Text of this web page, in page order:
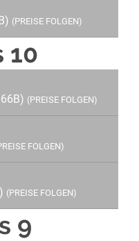
(PREISE FOLGEN)
10
(PREISE FOLGEN)
FOLGEN)
(PREISE FOLGEN)
9